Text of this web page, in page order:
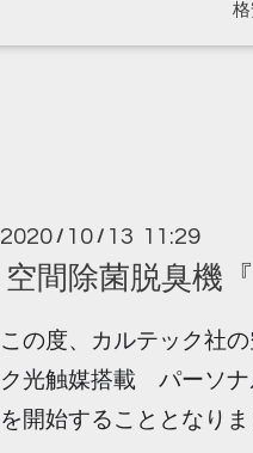
格
2020 / 10 / 13 11:29
空間除菌脱臭機
この度、カルテック社
ク光触媒搭載 パーソナ
を開始することとなりま